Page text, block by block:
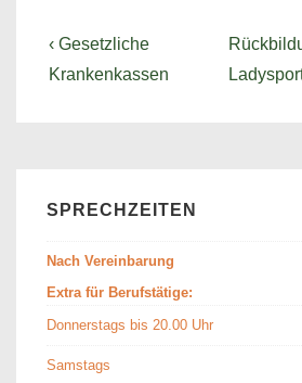
Beitragsnavigation
Vorheriger
Beitrag
‹ Gesetzliche
Krankenkassen
Nächster
Beitrag
SPRECHZEITEN
Nach Vereinbarung
Extra für Berufstätige:
Donnerstags bis 20.00 Uhr
Samstags